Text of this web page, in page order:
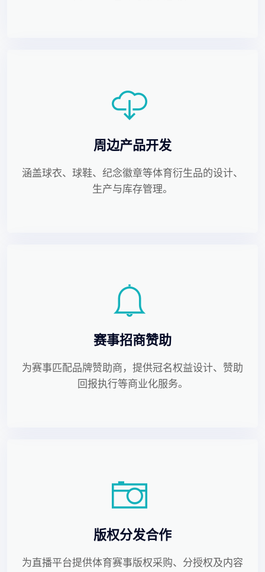
周边产品开发
涵盖球衣、球鞋、纪念徽章等体育衍生品的设计、
生产与库存管理。
赛事招商赞助
为赛事匹配品牌赞助商，提供冠名权益设计、赞助
回报执行等商业化服务。
版权分发合作
为直播平台提供体育赛事版权采购、分授权及内容